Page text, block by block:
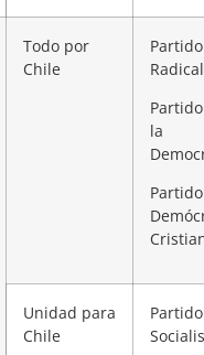
Todo por
Chile
Partido
Radical
la
Partido
Unidad para
Chile
Partido